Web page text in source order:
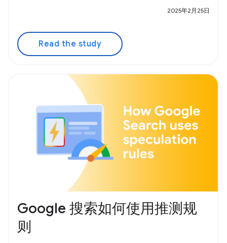
2025年2月25日
Read the study
Google 搜索如何使用推测规
则